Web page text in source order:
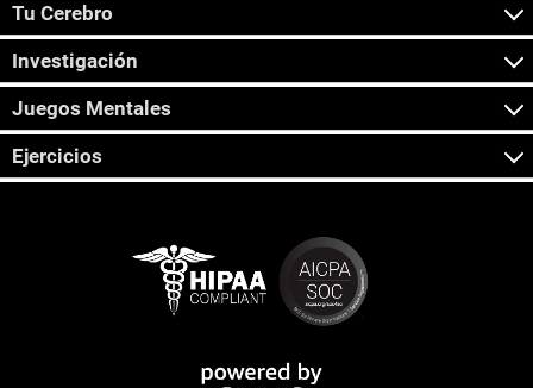
Tu Cerebro
Investigación
Juegos Mentales
Ejercicios